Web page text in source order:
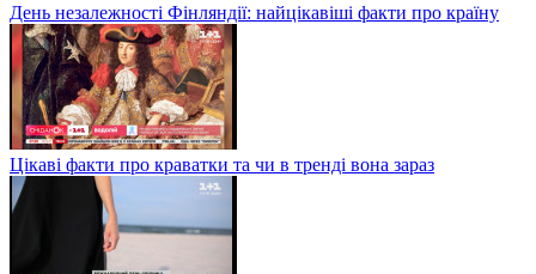
День незалежності Фінляндії: найцікавіші факти про країну
Цікаві факти про краватки та чи в тренді вона зараз